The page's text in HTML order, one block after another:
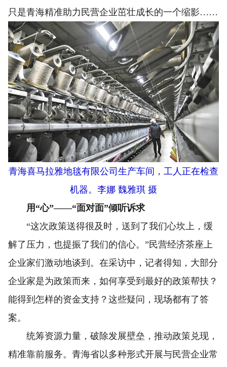
只是青海精准助力民营企业茁壮成长的一个缩影……
青海喜马拉雅地毯有限公司生产车间，工人正在检查
机器。李娜 魏雅琪 摄
用“心”——“面对面”倾听诉求
“这次政策送得很及时，送到了我们心坎上，缓
解了压力，也提振了我们的信心。”民营经济茶座上
企业家们激动地谈到。在采访中，记者得知，大部分
企业家是为政策而来，如何享受到最好的政策帮扶？
能得到怎样的资金支持？这些疑问，现场都有了答
案。
统筹资源力量，破除发展壁垒，推动政策兑现，
精准靠前服务。青海省以多种形式开展与民营企业常